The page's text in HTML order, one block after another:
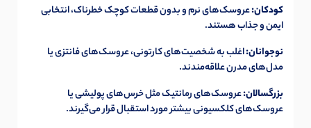
کودکان:عروسک‌های نرم و بدون قطعات کوچک خطرناک، انتخابی
ایمن و جذاب هستند.
نوجوانان:اغلب به شخصیت‌های کارتونی، عروسک‌های فانتزی یا
مدل‌های مدرن علاقه‌مندند.
بزرگسالان:عروسک‌های رمانتیک مثل خرس‌های پولیشی یا
عروسک‌های کلکسیونی بیشتر مورد استقبال قرار می‌گیرند.